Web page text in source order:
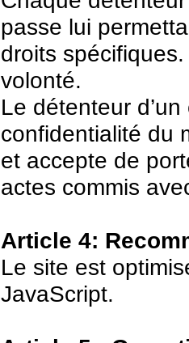
passe lui
droits
volonté.
Le détenteur
confidentialité du
et accepte de
actes commis
Article 4:
Le site est
JavaScript.